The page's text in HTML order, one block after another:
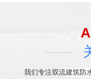
我们专注双流建筑防